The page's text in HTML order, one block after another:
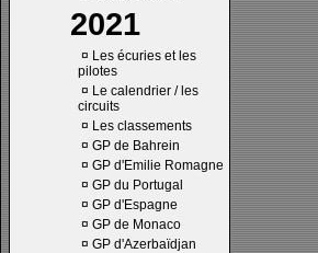
2021
¤ Les écuries et les
pilotes
¤ Le calendrier / les
circuits
¤ Les classements
¤ GP de Bahrein
¤ GP d'Emilie Romagne
¤ GP du Portugal
¤ GP d'Espagne
¤ GP de Monaco
¤ GP d'Azerbaïdjan